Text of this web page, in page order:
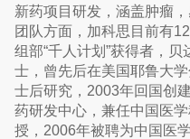
新药项目研发，涵盖肿瘤
团队方面，加科思目前有
组部“千人计划”获得者，
士，曾先后在美国耶鲁大
士后研究，2003年回国创
药研发中心，兼任中国医
授，2006年被聘为中国医